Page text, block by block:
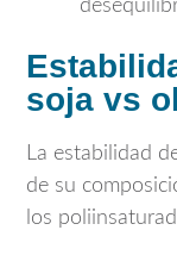
soja vs
La estabilidad
de su
los